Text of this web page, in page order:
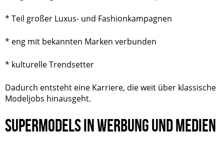
* Teil großer Luxus- und Fashionkampagnen
* eng mit bekannten Marken verbunden
* kulturelle Trendsetter
Dadurch entsteht eine Karriere, die weit über klassische
Modeljobs hinausgeht.
SUPERMODELS IN WERBUNG UND MEDIEN